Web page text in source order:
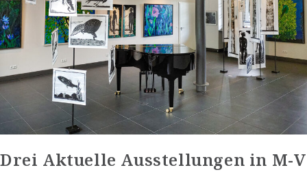
Drei Aktuelle Ausstellungen in M-V